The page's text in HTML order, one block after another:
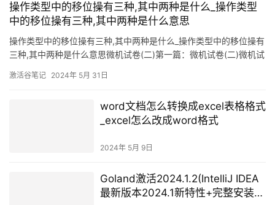
操作类型中的移位操有三种,其中两种是什么_操作类型
中的移位操有三种,其中两种是什么意思
操作类型中的移位操有三种,其中两种是什么_操作类型中的移位操有
三种,其中两种是什么意思微机试卷(二)第一篇：微机试卷(二)微机试
没有软件的计算C、没有CPU的计算机 D、没有显示器的计算机2、
应用软件C、通用软件和专用软件专 D、软件系统和硬件系统3、中
激活谷笔记 2024年 5月 31日
word文档怎么转换成excel表格格式
_excel怎么改成word格式
2024年 5月 9日
Goland激活2024.1.2(IntelliJ IDEA
最新版本2024.1新特性+完整安装激